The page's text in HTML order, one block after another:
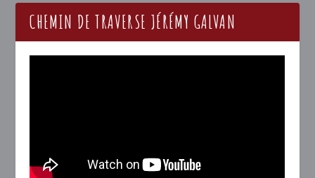
CHEMIN DE TRAVERSE JÉRÉMY GALVAN